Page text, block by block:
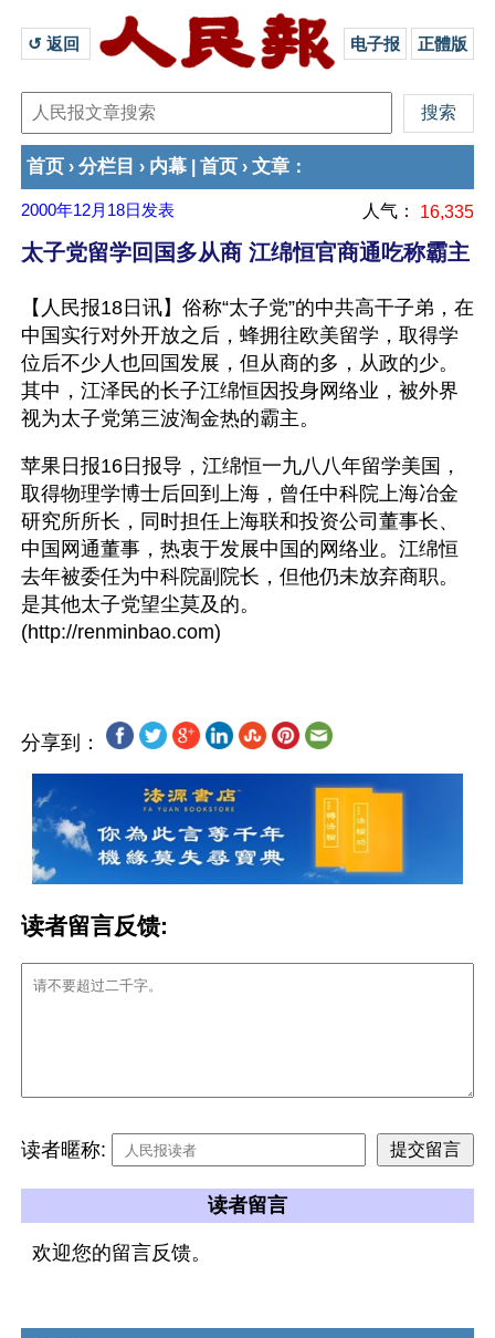
↺ 返回 电子报 正體版
首页 › 分栏目 › 内幕 首页 › 文章 ：
2000年12月18日 发表 人气： 16,335
太子党留学回国多从商 江绵恒官商通吃称霸主
【人民报18日讯】俗称“太子党”的中共高干子弟，在
中国实行对外开放之后，蜂拥往欧美留学，取得学
位后不少人也回国发展，但从商的多，从政的少。
其中，江泽民的长子江绵恒因投身网络业，被外界
视为太子党第三波淘金热的霸主。
苹果日报16日报导，江绵恒一九八八年留学美国，
取得物理学博士后回到上海，曾任中科院上海冶金
研究所所长，同时担任上海联和投资公司董事长、
中国网通董事，热衷于发展中国的网络业。江绵恒
去年被委任为中科院副院长，但他仍未放弃商职。
是其他太子党望尘莫及的。
分享到：
读者留言反馈:
读者暱称:
读者留言
欢迎您的留言反馈。